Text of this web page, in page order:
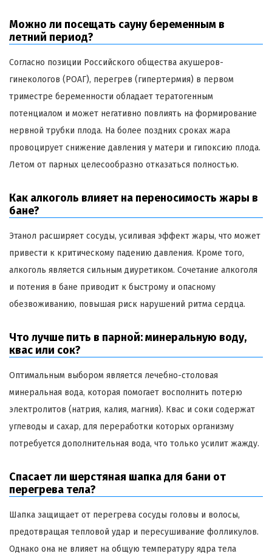
Можно ли посещать сауну беременным в
летний период?
Согласно позиции Российского общества акушеров-
гинекологов (РОАГ), перегрев (гипертермия) в первом
триместре беременности обладает тератогенным
потенциалом и может негативно повлиять на формирование
нервной трубки плода. На более поздних сроках жара
провоцирует снижение давления у матери и гипоксию плода.
Летом от парных целесообразно отказаться полностью.
Как алкоголь влияет на переносимость жары в
бане?
Этанол расширяет сосуды, усиливая эффект жары, что может
привести к критическому падению давления. Кроме того,
алкоголь является сильным диуретиком. Сочетание алкоголя
и потения в бане приводит к быстрому и опасному
обезвоживанию, повышая риск нарушений ритма сердца.
Что лучше пить в парной: минеральную воду,
квас или сок?
Оптимальным выбором является лечебно-столовая
минеральная вода, которая помогает восполнить потерю
электролитов (натрия, калия, магния). Квас и соки содержат
углеводы и сахар, для переработки которых организму
потребуется дополнительная вода, что только усилит жажду.
Спасает ли шерстяная шапка для бани от
перегрева тела?
Шапка защищает от перегрева сосуды головы и волосы,
предотвращая тепловой удар и пересушивание фолликулов.
Однако она не влияет на общую температуру ядра тела